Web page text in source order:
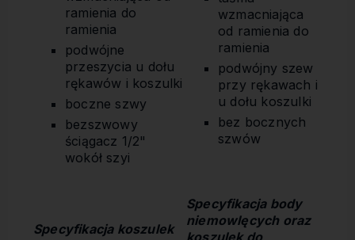
ramienia do
ramienia
podwójne
przeszycia u dołu
rękawów i koszulki
boczne szwy
bezszwowy
ściągacz 1/2"
wokół szyi
wzmacniająca
od ramienia do
ramienia
podwójny szew
przy rękawach i
u dołu koszulki
bez bocznych
szwów
Specyfikacja koszulek
Specyfikacja body
niemowlęcych oraz
koszulek do